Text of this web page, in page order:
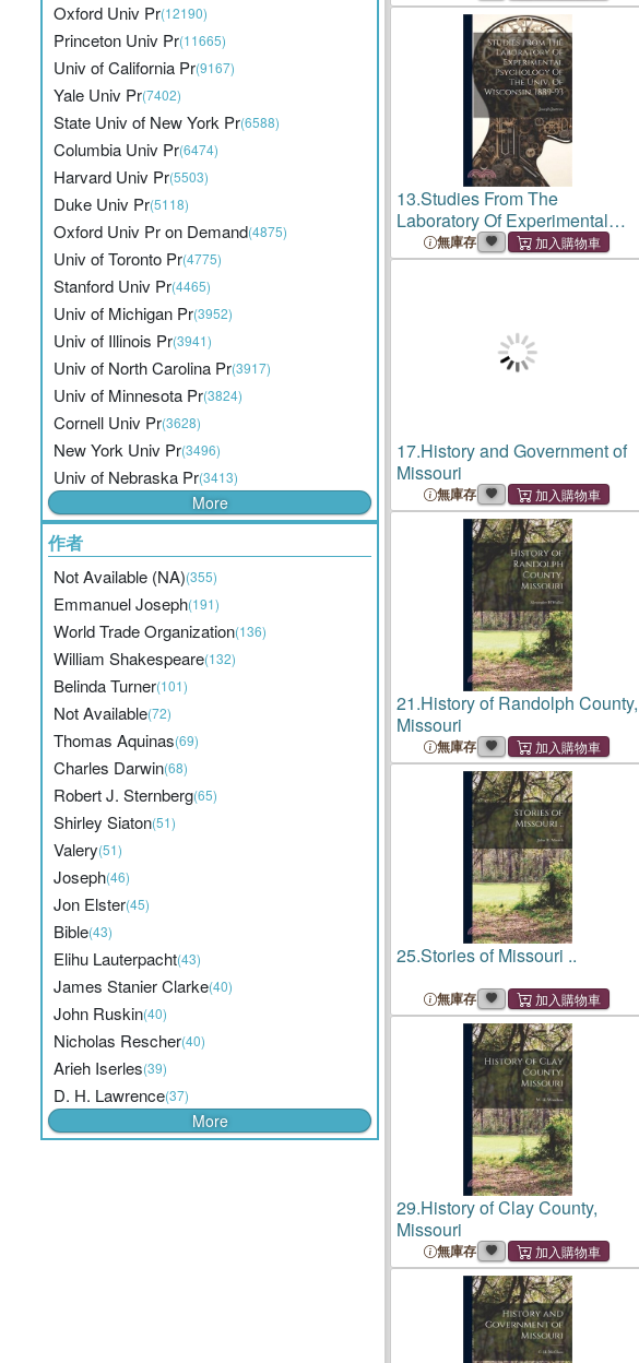
Oxford Univ Pr(12190)
Princeton Univ Pr(11665)
Univ of California Pr(9167)
Yale Univ Pr(7402)
State Univ of New York Pr(6588)
Columbia Univ Pr(6474)
Harvard Univ Pr(5503)
Duke Univ Pr(5118)
Oxford Univ Pr on Demand(4875)
Univ of Toronto Pr(4775)
Stanford Univ Pr(4465)
Univ of Michigan Pr(3952)
Univ of Illinois Pr(3941)
Univ of North Carolina Pr(3917)
Univ of Minnesota Pr(3824)
Cornell Univ Pr(3628)
New York Univ Pr(3496)
Univ of Nebraska Pr(3413)
More
作者
Not Available (NA)(355)
Emmanuel Joseph(191)
World Trade Organization(136)
William Shakespeare(132)
Belinda Turner(101)
Not Available(72)
Thomas Aquinas(69)
Charles Darwin(68)
Robert J. Sternberg(65)
Shirley Siaton(51)
Valery(51)
Joseph(46)
Jon Elster(45)
Bible(43)
Elihu Lauterpacht(43)
James Stanier Clarke(40)
John Ruskin(40)
Nicholas Rescher(40)
Arieh Iserles(39)
D. H. Lawrence(37)
More
13.Studies From The
Laboratory Of Experimental
Psychology Of The Univ. Of
Wisconsin, 1889-93
無庫存
17.History and Government of
Missouri
無庫存
21.History of Randolph County,
Missouri
無庫存
25.Stories of Missouri ..
無庫存
29.History of Clay County,
Missouri
無庫存